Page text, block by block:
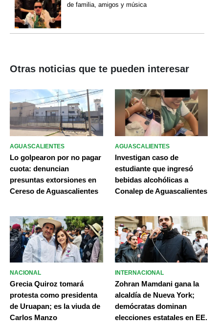
de familia, amigos y música
Otras noticias que te pueden interesar
AGUASCALIENTES
Lo golpearon por no pagar
cuota: denuncian
presuntas extorsiones en
Cereso de Aguascalientes
AGUASCALIENTES
Investigan caso de
estudiante que ingresó
bebidas alcohólicas a
Conalep de Aguascalientes
NACIONAL
Grecia Quiroz tomará
protesta como presidenta
de Uruapan; es la viuda de
Carlos Manzo
INTERNACIONAL
Zohran Mamdani gana la
alcaldía de Nueva York;
demócratas dominan
elecciones estatales en EE.